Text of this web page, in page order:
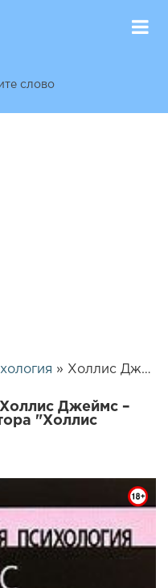
» Холлис Джеймс – Под тенью Сатурна | 25820
Джеймс –
"Холлис